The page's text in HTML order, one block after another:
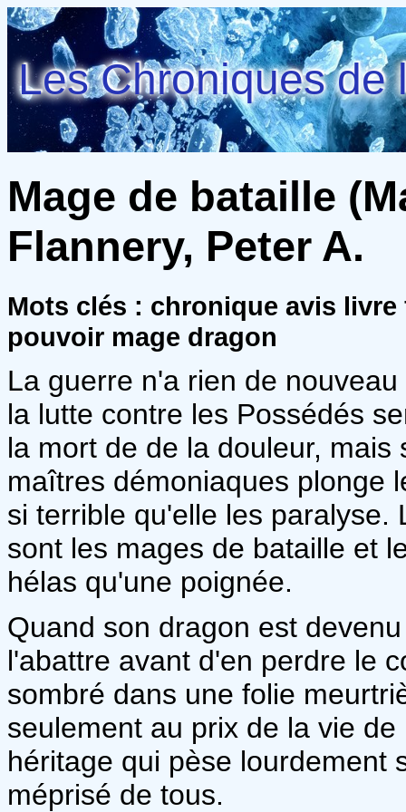
Les Chroniques de
Mage de bataille
Flannery, Peter A.
Mots clés : chronique avis
pouvoir mage dragon
La guerre n'a rien de
la lutte contre les Possédés
la mort de de la douleur,
maîtres démoniaques plonge
si terrible qu'elle les paralyse.
sont les mages de bataille et
hélas qu'une poignée.
Quand son dragon est
l'abattre avant d'en perdre le
sombré dans une folie
seulement au prix de la vie
héritage qui pèse lourdement
méprisé de tous.